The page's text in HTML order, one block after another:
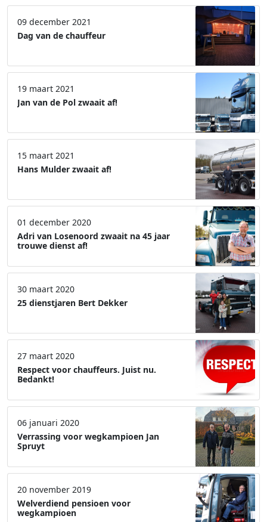
09 december 2021
Dag van de chauffeur
19 maart 2021
Jan van de Pol zwaait af!
15 maart 2021
Hans Mulder zwaait af!
01 december 2020
Adri van Losenoord zwaait na 45 jaar
trouwe dienst af!
30 maart 2020
25 dienstjaren Bert Dekker
27 maart 2020
Respect voor chauffeurs. Juist nu.
Bedankt!
06 januari 2020
Verrassing voor wegkampioen Jan
Spruyt
20 november 2019
Welverdiend pensioen voor
wegkampioen